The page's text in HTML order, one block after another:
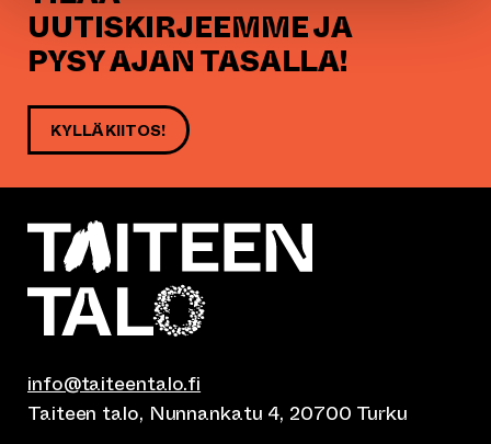
UUTISKIRJEEMME JA
PYSY AJAN TASALLA!
KYLLÄ KIITOS!
info@taiteentalo.fi
Taiteen talo, Nunnankatu 4, 20700 Turku